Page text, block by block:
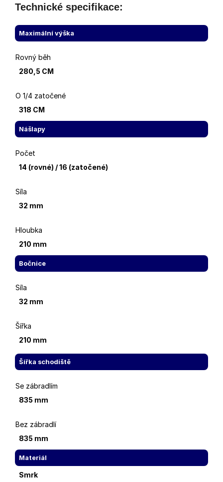
Technické specifikace:
Maximální výška
Rovný běh
280,5 CM
O 1/4 zatočené
318 CM
Nášlapy
Počet
14 (rovné) / 16 (zatočené)
Síla
32 mm
Hloubka
210 mm
Bočnice
Síla
32 mm
Šířka
210 mm
Šířka schodiště
Se zábradlím
835 mm
Bez zábradlí
835 mm
Materiál
Smrk